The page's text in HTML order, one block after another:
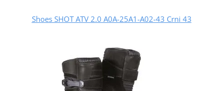
Shoes SHOT ATV 2.0 A0A-25A1-A02-43 Crni 43